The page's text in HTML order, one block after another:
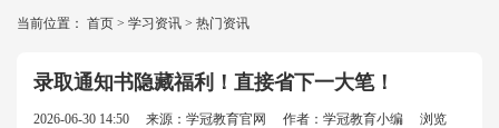
当前位置： 首页 > 学习资讯 > 热门资讯
录取通知书隐藏福利！直接省下一大笔！
2026-06-30 14:50 来源：学冠教育官网 作者：学冠教育小编
浏览